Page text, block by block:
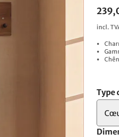
incl.
Type